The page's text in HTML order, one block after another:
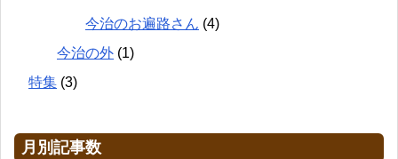
今治のお遍路さん (4)
今治の外 (1)
特集 (3)
月別記事数